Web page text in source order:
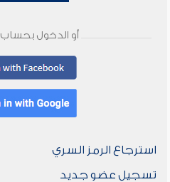
أو الدخول بحساب
استرجاع الرمز السري
تسجيل عضو جديد